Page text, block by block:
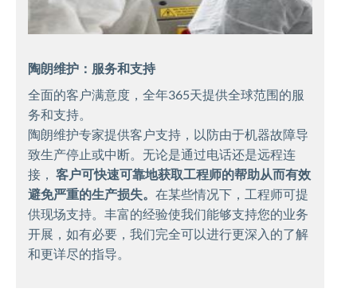
陶朗维护：服务和支持
全面的客户满意度，全年365天提供全球范围的服
务和支持。
陶朗维护专家提供客户支持，以防由于机器故障导
致生产停止或中断。无论是通过电话还是远程连
接， 客户可快速可靠地获取工程师的帮助从而有效
避免严重的生产损失。 在某些情况下，工程师可提
供现场支持。丰富的经验使我们能够支持您的业务
开展，如有必要，我们完全可以进行更深入的了解
和更详尽的指导。